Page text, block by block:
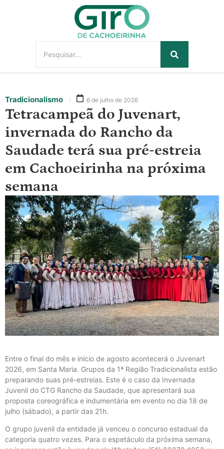
Tradicionalismo 6 de julho de 2026
Tetracampeã do Juvenart,
invernada do Rancho da
Saudade terá sua pré-estreia
em Cachoeirinha na próxima
semana
Entre o final do mês e início de agosto acontecerá o Juvenart
2026, em Santa Maria. Grupos da 1ª Região Tradicionalista estão
preparando suas pré-estreias. Este é o caso da Invernada
Juvenil do CTG Rancho da Saudade, que apresentará sua
proposta coreográfica e indumentária em evento no dia 18 de
julho (sábado), a partir das 21h.
O grupo juvenil da entidade já venceu o concurso estadual da
categoria quatro vezes. Para o espetáculo da próxima semana,